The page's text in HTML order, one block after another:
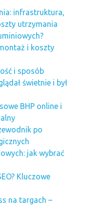
infrastruktura,
utrzymania
i koszty
i sposób
świetnie i był
BHP online i
po
jak wybrać
Kluczowe
na targach –